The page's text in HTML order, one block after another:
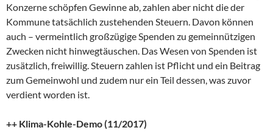
Konzerne schöpfen Gewinne ab, zahlen aber nicht die der
Kommune tatsächlich zustehenden Steuern. Davon können
auch – vermeintlich großzügige Spenden zu gemeinnützigen
Zwecken nicht hinwegtäuschen. Das Wesen von Spenden ist
zusätzlich, freiwillig. Steuern zahlen ist Pflicht und ein Beitrag
zum Gemeinwohl und zudem nur ein Teil dessen, was zuvor
verdient worden ist.
++ Klima-Kohle-Demo (11/2017)